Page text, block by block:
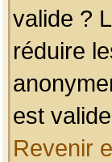
valide ?
réduire
est
Revenir